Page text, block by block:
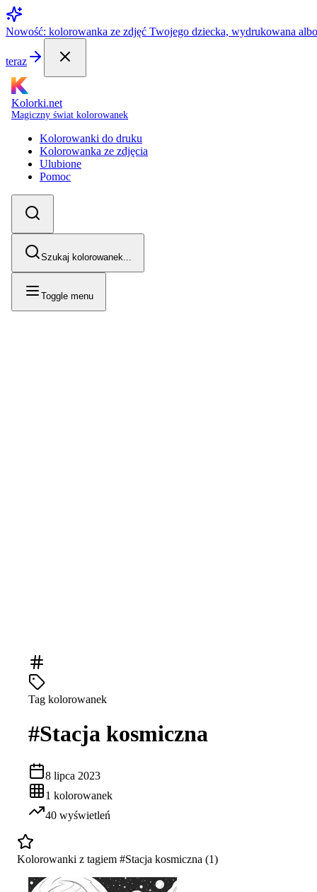
Nowość: kolorowanka ze zdjęć Twojego dziecka, wydrukowana
teraz
Kolorki.net
Magiczny świat kolorowanek
Kolorowanki do druku
Kolorowanka ze zdjęcia
Ulubione
Pomoc
Szukaj kolorowanek...
Toggle menu
Tag kolorowanek
#Stacja kosmiczna
8 lipca 2023
1 kolorowanek
40 wyświetleń
Kolorowanki z tagiem #Stacja kosmiczna (1)